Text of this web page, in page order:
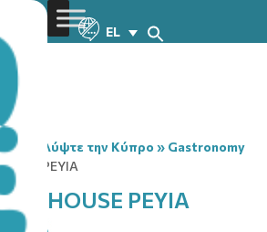
EL
Ανακαλύψτε την Κύπρο » Gastronomy
PEYIA
HOUSE PEYIA